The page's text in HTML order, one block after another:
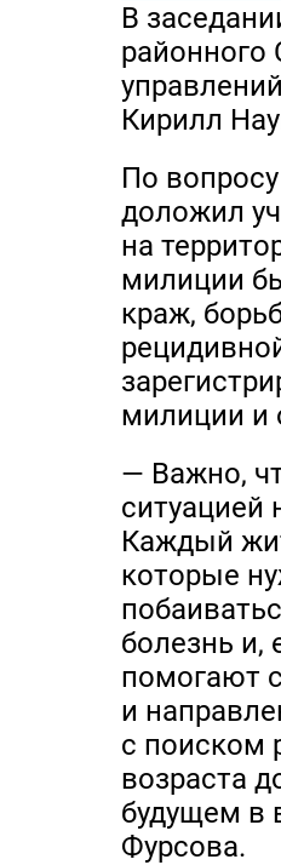
В
районного
Кирилл
По
доложил
на
милиции
краж,
милиции и
— Важно,
ситуацией
Каждый
которые
болезнь и,
помогают
и
с поиском
возраста
будущем в
Фурсова.